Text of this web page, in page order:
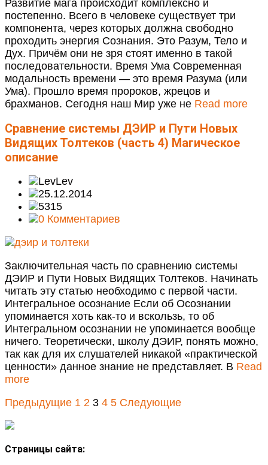
Развитие мага происходит комплексно и
постепенно. Всего в человеке существует три
компонента, через которых должна свободно
проходить энергия Сознания. Это Разум, Тело и
Дух. Причём они не зря стоят именно в такой
последовательности. Время Ума Современная
модальность времени — это время Разума (или
Ума). Прошло время пророков, жрецов и
брахманов. Сегодня наш Мир уже не Read more
Сравнение системы ДЭИР и Пути Новых
Видящих Толтеков (часть 4) Магическое
описание
Lev
25.12.2014
5315
0 Комментариев
Заключительная часть по сравнению системы
ДЭИР и Пути Новых Видящих Толтеков. Начинать
читать эту статью необходимо с первой части.
Интегральное осознание Если об Осознании
упоминается хоть как-то и вскользь, то об
Интегральном осознании не упоминается вообще
ничего. Теоретически, школу ДЭИР, понять можно,
так как для их слушателей никакой «практической
ценности» данное знание не представляет. В Read
more
Предыдущие 1 2 3 4 5 Следующие
Страницы сайта: